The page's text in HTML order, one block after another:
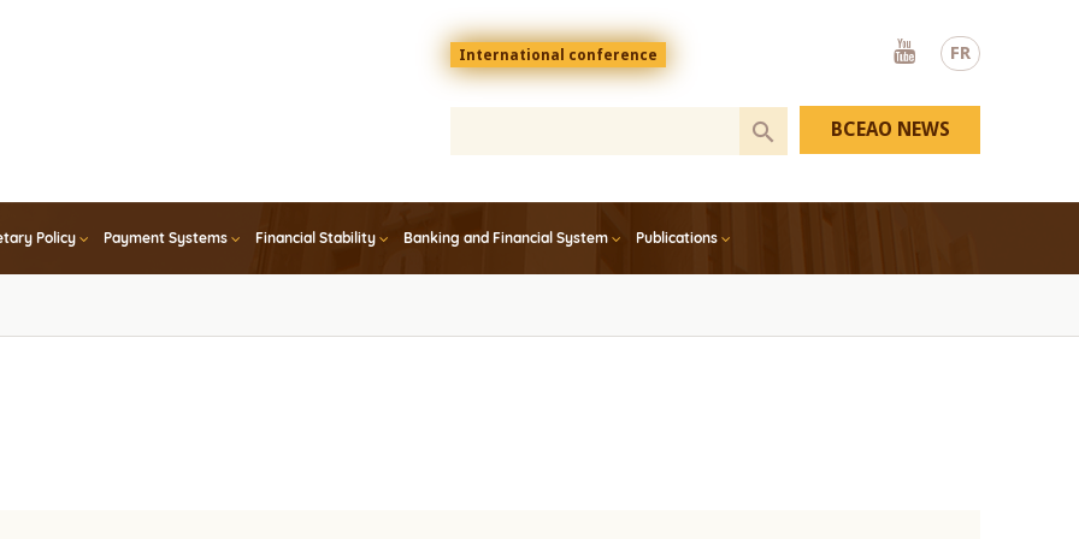
FR
Menu
top
En
International conference
Youtube
Policy Payment Systems Financial Stability Banking and Financial System Publications
BCEAO NEWS